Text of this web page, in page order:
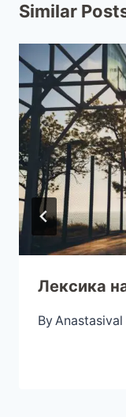
Similar
Лексика
By Anastasival